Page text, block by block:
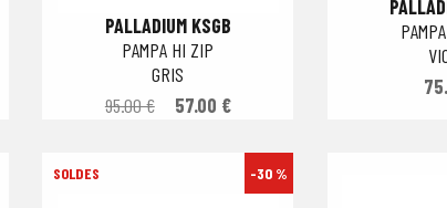
PALLADIUM KSGB
PAMPA HI ZIP
GRIS
95.00 €
57.00 €
-30 %